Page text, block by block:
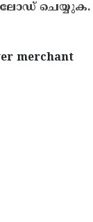
ചെയ്യുക.
merchant